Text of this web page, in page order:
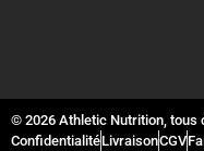
© 2026 Athletic Nutrition, tous
ConfidentialitéLivraisonCGV